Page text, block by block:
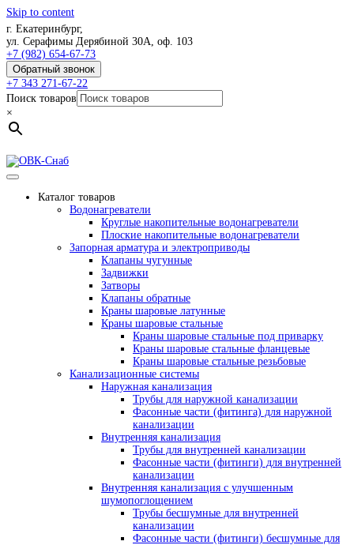
Skip to content
г. Екатеринбург,
ул. Серафимы Дерябиной 30А, оф. 103
+7 (982) 654-67-73
Обратный звонок
+7 343 271-67-22
Поиск товаров
×
Каталог товаров
Водонагреватели
Круглые накопительные водонагреватели
Плоские накопительные водонагреватели
Запорная арматура и электроприводы
Клапаны чугунные
Задвижки
Затворы
Клапаны обратные
Краны шаровые латунные
Краны шаровые стальные
Краны шаровые стальные под приварку
Краны шаровые стальные фланцевые
Краны шаровые стальные резьбовые
Канализационные системы
Наружная канализация
Трубы для наружной канализации
Фасонные части (фитинга) для наружной
канализации
Внутренняя канализация
Трубы для внутренней канализации
Фасонные части (фитинги) для внутренней
канализации
Внутренняя канализация с улучшенным
шумопоглощением
Трубы бесшумные для внутренней
канализации
Фасонные части (фитинги) бесшумные для